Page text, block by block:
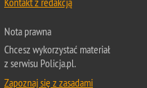
Nota prawna
Chcesz wykorzystać materiał
z serwisu Policja.pl.
Zapoznaj się z zasadami